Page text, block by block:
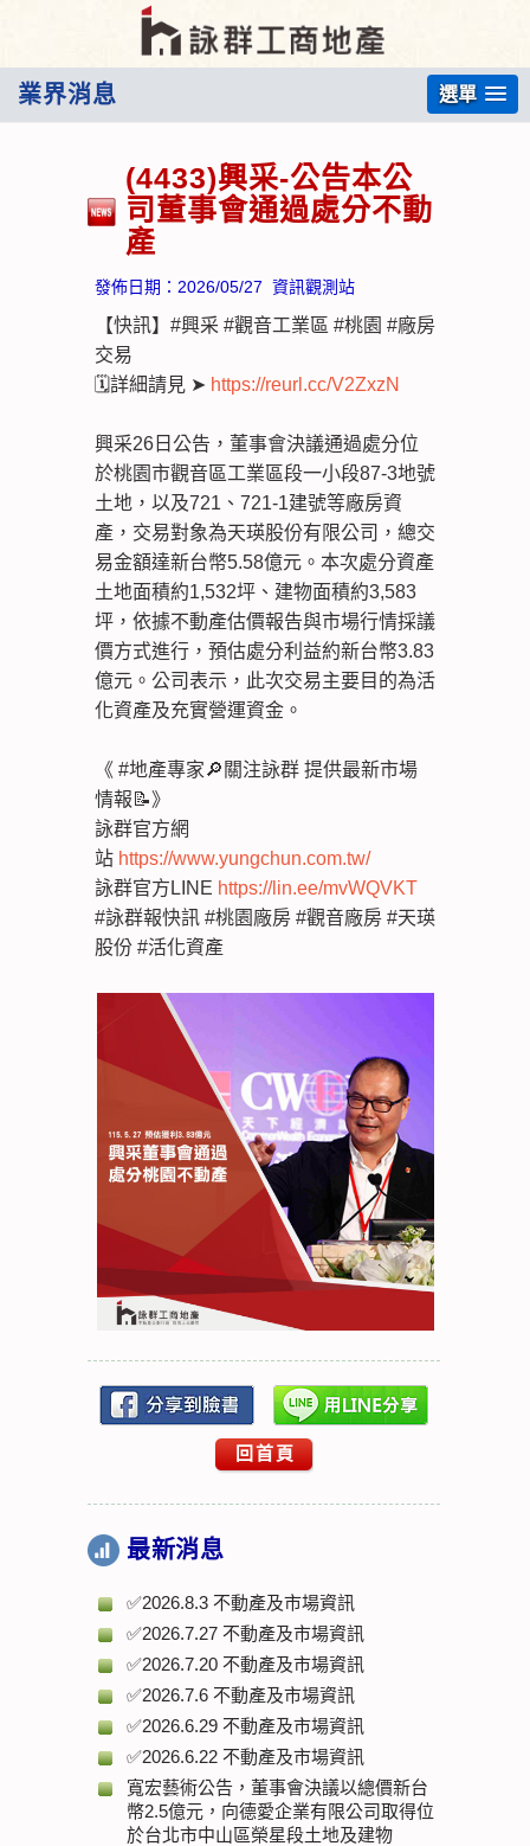
業界消息 選單
(4433)興采-公告本公
司董事會通過處分不動
產
發佈日期： 2026/05/27 資訊觀測站
【快訊】#興采 #觀音工業區 #桃園 #廠房
交易
🗓️詳細請見 ➤ https://reurl.cc/V2ZxzN
興采26日公告，董事會決議通過處分位
於桃園市觀音區工業區段一小段87-3地號
土地，以及721、721-1建號等廠房資
產，交易對象為天瑛股份有限公司，總交
易金額達新台幣5.58億元。本次處分資產
土地面積約1,532坪、建物面積約3,583
坪，依據不動產估價報告與市場行情採議
價方式進行，預估處分利益約新台幣3.83
億元。公司表示，此次交易主要目的為活
化資產及充實營運資金。
《 #地產專家🔎關注詠群 提供最新市場
情報📝》
詠群官方網
站 https://www.yungchun.com.tw/
詠群官方LINE https://lin.ee/mvWQVKT
#詠群報快訊 #桃園廠房 #觀音廠房 #天瑛
股份 #活化資產
回首頁
最新消息
✅2026.8.3 不動產及市場資訊
✅2026.7.27 不動產及市場資訊
✅2026.7.20 不動產及市場資訊
✅2026.7.6 不動產及市場資訊
✅2026.6.29 不動產及市場資訊
✅2026.6.22 不動產及市場資訊
寬宏藝術公告，董事會決議以總價新台
幣2.5億元，向德愛企業有限公司取得位
於台北市中山區榮星段土地及建物